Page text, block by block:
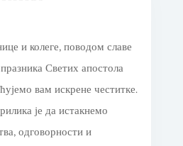
и колеге, поводом славе
Светих апостола
вам искрене честитке.
је да истакнемо
одговорности и